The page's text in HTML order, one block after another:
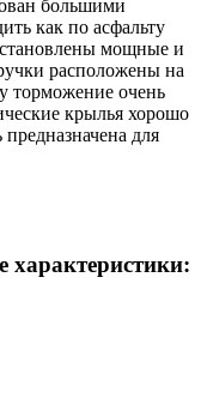
большими
как по асфальту
мощные и
расположены на
торможение очень
крылья хорошо
для
характеристики: